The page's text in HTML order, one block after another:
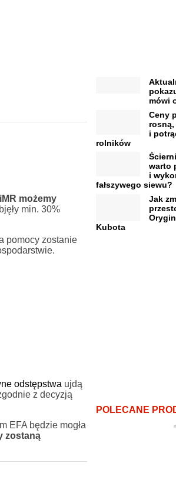
możemy
min. 30%
pomocy zostanie
odstępstwa ujdą
z decyzją
EFA będzie mogła
zostaną
mówi
Ceny
i
rolników
warto
i
fałszywego siewu?
Jak
Kubota
POLECANE